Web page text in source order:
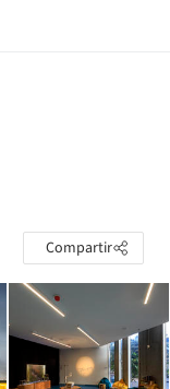
Compartir